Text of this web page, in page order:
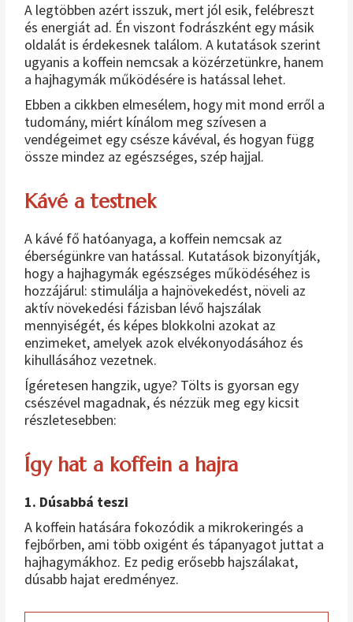
A legtöbben azért isszuk, mert jól esik, felébreszt
és energiát ad. Én viszont fodrászként egy másik
oldalát is érdekesnek találom. A kutatások szerint
ugyanis a koffein nemcsak a közérzetünkre, hanem
a hajhagymák működésére is hatással lehet.
Ebben a cikkben elmesélem, hogy mit mond erről a
tudomány, miért kínálom meg szívesen a
vendégeimet egy csésze kávéval, és hogyan függ
össze mindez az egészséges, szép hajjal.
Kávé a testnek
A kávé fő hatóanyaga, a koffein nemcsak az
éberségünkre van hatással. Kutatások bizonyítják,
hogy a hajhagymák egészséges működéséhez is
hozzájárul: stimulálja a hajnövekedést, növeli az
aktív növekedési fázisban lévő hajszálak
mennyiségét, és képes blokkolni azokat az
enzimeket, amelyek azok elvékonyodásához és
kihullásához vezetnek.
Ígéretesen hangzik, ugye? Tölts is gyorsan egy
csészével magadnak, és nézzük meg egy kicsit
részletesebben:
Így hat a koffein a hajra
1. Dúsabbá teszi
A koffein hatására fokozódik a mikrokeringés a
fejbőrben, ami több oxigént és tápanyagot juttat a
hajhagymákhoz. Ez pedig erősebb hajszálakat,
dúsabb hajat eredményez.